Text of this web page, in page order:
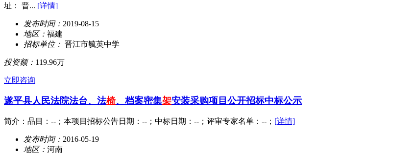
址： 晋... [详情]
发布时间： 2019-08-15
地区： 福建
招标单位： 晋江市毓英中学
投资额： 119.96万
立即咨询
遂平县人民法院法台、法椅、档案密集架安装采购项目公开招标中标公示
简介：品目：--；本项目招标公告日期：--；中标日期：--；评审专家名单：--； [详情]
发布时间： 2016-05-19
地区： 河南